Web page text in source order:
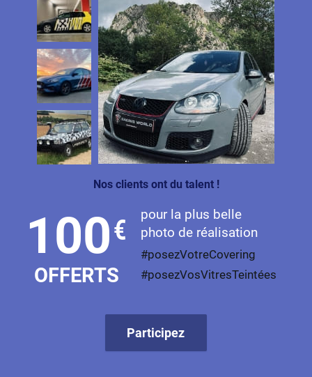
Skoda
Smart
Ssangyong
Subaru
Suzuki
Tata
Volkswagen
Volvo
Xpeng
Nos clients ont du talent !
100€
OFFERTS
pour la plus belle
photo de réalisation
#posezVotreCovering
#posezVosVitresTeintées
Participez